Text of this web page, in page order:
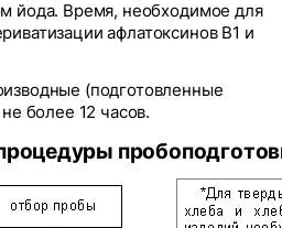
йода. Время, необходимое для
афлатоксинов B1 и
(подготовленные
более 12 часов.